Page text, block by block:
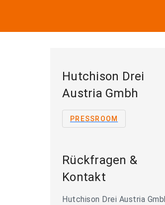
Hutchison Drei
Austria Gmbh
PRESSROOM
Rückfragen &
Kontakt
Hutchison Drei Austria